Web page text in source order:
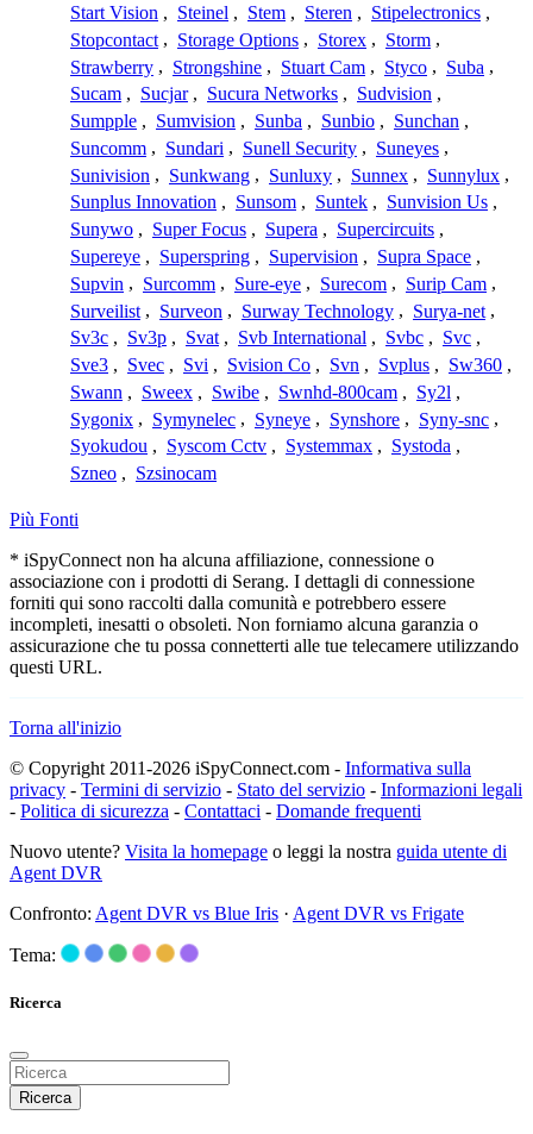
Start Vision , Steinel , Stem , Steren , Stipelectronics ,
Stopcontact , Storage Options , Storex , Storm ,
Strawberry , Strongshine , Stuart Cam , Styco , Suba ,
Sucam , Sucjar , Sucura Networks , Sudvision ,
Sumpple , Sumvision , Sunba , Sunbio , Sunchan ,
Suncomm , Sundari , Sunell Security , Suneyes ,
Sunivision , Sunkwang , Sunluxy , Sunnex , Sunnylux ,
Sunplus Innovation , Sunsom , Suntek , Sunvision Us ,
Sunywo , Super Focus , Supera , Supercircuits ,
Supereye , Superspring , Supervision , Supra Space ,
Supvin , Surcomm , Sure-eye , Surecom , Surip Cam ,
Surveilist , Surveon , Surway Technology , Surya-net ,
Sv3c , Sv3p , Svat , Svb International , Svbc , Svc ,
Sve3 , Svec , Svi , Svision Co , Svn , Svplus , Sw360 ,
Swann , Sweex , Swibe , Swnhd-800cam , Sy2l ,
Sygonix , Symynelec , Syneye , Synshore , Syny-snc ,
Syokudou , Syscom Cctv , Systemmax , Systoda ,
Szneo , Szsinocam
Più Fonti
* iSpyConnect non ha alcuna affiliazione, connessione o
associazione con i prodotti di Serang. I dettagli di connessione
forniti qui sono raccolti dalla comunità e potrebbero essere
incompleti, inesatti o obsoleti. Non forniamo alcuna garanzia o
assicurazione che tu possa connetterti alle tue telecamere utilizzando
questi URL.
Torna all'inizio
© Copyright 2011-2026 iSpyConnect.com - Informativa sulla
privacy - Termini di servizio - Stato del servizio - Informazioni legali
- Politica di sicurezza - Contattaci - Domande frequenti
Nuovo utente? Visita la homepage o leggi la nostra guida utente di
Agent DVR
Confronto: Agent DVR vs Blue Iris · Agent DVR vs Frigate
Tema:
Ricerca
Ricerca